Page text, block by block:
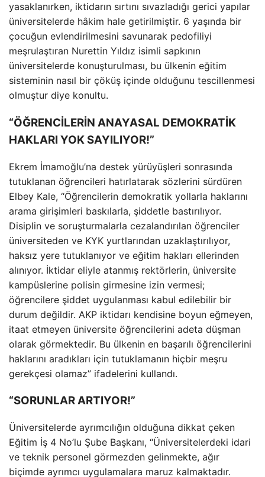
yasaklanırken, iktidarın sırtını sıvazladığı gerici yapılar
üniversitelerde hâkim hale getirilmiştir. 6 yaşında bir
çocuğun evlendirilmesini savunarak pedofiliyi
meşrulaştıran Nurettin Yıldız isimli sapkının
üniversitelerde konuşturulması, bu ülkenin eğitim
sisteminin nasıl bir çöküş içinde olduğunu tescillenmesi
olmuştur diye konultu.
“ÖĞRENCİLERİN ANAYASAL DEMOKRATİK
HAKLARI YOK SAYILIYOR!”
Ekrem İmamoğlu’na destek yürüyüşleri sonrasında
tutuklanan öğrencileri hatırlatarak sözlerini sürdüren
Elbey Kale, “Öğrencilerin demokratik yollarla haklarını
arama girişimleri baskılarla, şiddetle bastırılıyor.
Disiplin ve soruşturmalarla cezalandırılan öğrenciler
üniversiteden ve KYK yurtlarından uzaklaştırılıyor,
haksız yere tutuklanıyor ve eğitim hakları ellerinden
alınıyor. İktidar eliyle atanmış rektörlerin, üniversite
kampüslerine polisin girmesine izin vermesi;
öğrencilere şiddet uygulanması kabul edilebilir bir
durum değildir. AKP iktidarı kendisine boyun eğmeyen,
itaat etmeyen üniversite öğrencilerini adeta düşman
olarak görmektedir. Bu ülkenin en başarılı öğrencilerini
haklarını aradıkları için tutuklamanın hiçbir meşru
gerekçesi olamaz” ifadelerini kullandı.
“SORUNLAR ARTIYOR!”
Üniversitelerde ayrımcılığın olduğuna dikkat çeken
Eğitim İş 4 No’lu Şube Başkanı, “Üniversitelerdeki idari
ve teknik personel görmezden gelinmekte, ağır
biçimde ayrımcı uygulamalara maruz kalmaktadır.